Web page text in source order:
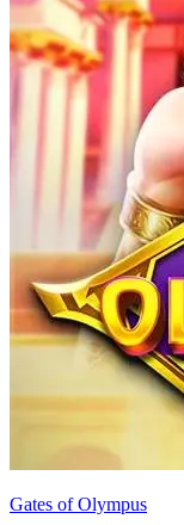
Gates of Olympus